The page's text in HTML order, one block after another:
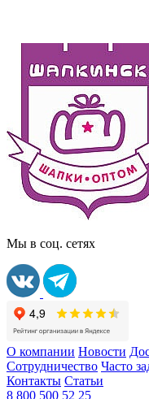
Мы в соц. сетях
О компании Новости
Сотрудничество Часто
Контакты Статьи
8 800 500 52 25